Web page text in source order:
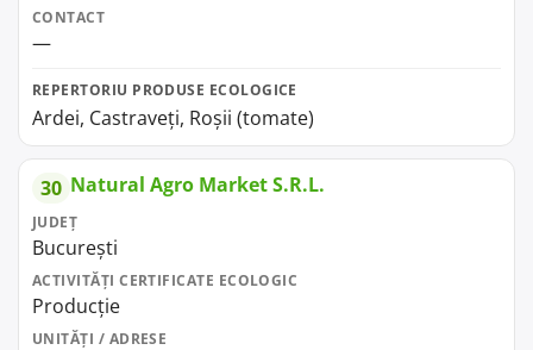
CONTACT
—
REPERTORIU PRODUSE ECOLOGICE
Ardei, Castraveți, Roșii (tomate)
30 Natural Agro Market S.R.L.
JUDEȚ
București
ACTIVITĂȚI CERTIFICATE ECOLOGIC
Producție
UNITĂȚI / ADRESE